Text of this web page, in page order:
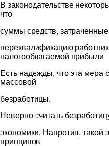
В законодательстве
что
суммы средств,
переквалификацию
налогооблагаемой прибыли
Есть надежды, что эта мера
массовой
безработицы.
Неверно считать
экономики. Напротив, такой
принципов